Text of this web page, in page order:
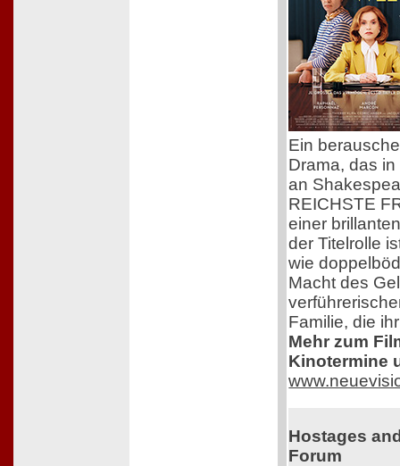
Ein
Drama, das
an
REICHSTE
einer
der Titelrolle
wie
Macht des
Familie, die
Mehr zum
Kinotermine
Hostages
Forum